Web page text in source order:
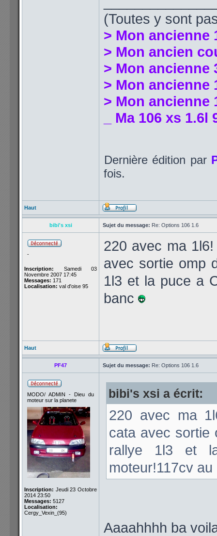
(Toutes y sont
> Mon ancienne
> Mon ancien
> Mon ancienne
> Mon ancienne
> Mon ancienne
_ Ma 106 xs 1.6l
Dernière édition par
fois.
Haut
bibi's xsi Sujet du message: Re: Options 106 1.6
-
Inscription: Samedi 03
Novembre 2007 17:45
Messages: 171
Localisation: val d'oise 95
220 avec ma
avec sortie omp
1l3 et la puce a
banc
Haut
PF47 Sujet du message: Re: Options 106 1.6
MODO/ ADMIN - Dieu du
moteur sur la planete
Inscription: Jeudi 23 Octobre
2014 23:50
Messages: 5127
Localisation:
Cergy_Vexin_(95)
bibi's xsi a écrit:
220 avec ma
cata avec sortie
rallye 1l3 et
moteur!117cv
Aaaahhhh ba